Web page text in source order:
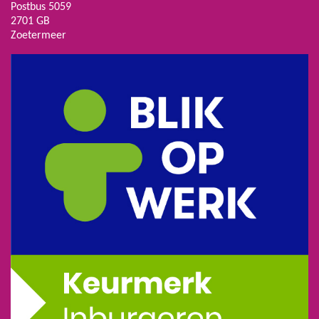
Postbus 5059
2701 GB
Zoetermeer